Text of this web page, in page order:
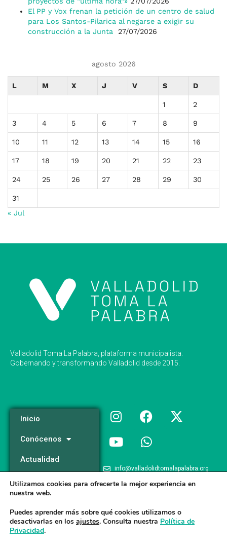
El PP y Vox frenan la petición de un centro de salud
para Los Santos-Pilarica al negarse a exigir su
construcción a la Junta
27/07/2026
agosto 2026
L M X J V S D
1 2
3 4 5 6 7 8 9
10 11 12 13 14 15 16
17 18 19 20 21 22 23
24 25 26 27 28 29 30
31
« Jul
Valladolid Toma La Palabra, plataforma municipalista.
Gobernando y transformando Valladolid desde 2015.
Inicio
Conócenos
Actualidad
Programa
info@valladolidtomalapalabra.org
+34 983 426 124
Utilizamos cookies para ofrecerte la mejor experiencia en
nuestra web.
Puedes aprender más sobre qué cookies utilizamos o
desactivarlas en los ajustes. Consulta nuestra Política de
Privacidad.